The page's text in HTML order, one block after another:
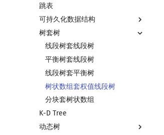
李超线段树
猫树
区间最值操作 & 区间历史最值
Kinetic Tournament Tree
二叉搜索树 & 平衡树
Treap
Splay 树
WBLT
替罪羊树
笛卡尔树
Size Balanced Tree
AVL 树
红黑树
左偏红黑树
跳表
可持久化数据结构
可持久化数据结构简介
可持久化线段树
可持久化块状数组
可持久化平衡树
可持久化字典树
可持久化可并堆
树套树
线段树套线段树
平衡树套线段树
线段树套平衡树
树状数组套权值线段树
分块套树状数组
K-D Tree
动态树